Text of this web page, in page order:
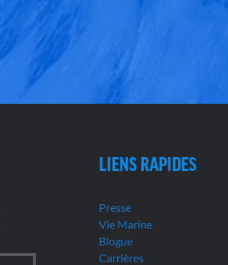
LIENS RAPIDES
Presse
Vie Marine
Blogue
Carrières